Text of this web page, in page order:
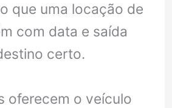
que uma locação de
com data e saída
certo.
oferecem o veículo